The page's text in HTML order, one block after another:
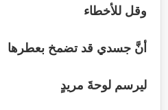
وقل للأخطاء
أنَّ جسدي قد تضمخ بعطرها
ليرسم لوحةَ مريدٍ